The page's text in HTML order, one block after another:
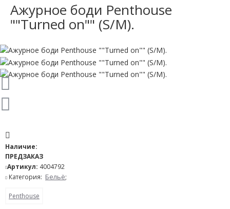
Ажурное боди Penthouse
""Turned on"" (S/M).
Наличие:
ПРЕДЗАКАЗ
Артикул: 4004792
Категория: Бельё;
Penthouse